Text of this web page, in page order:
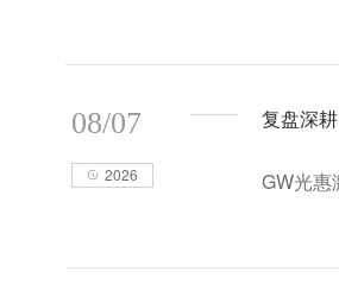
08/07
2026
复盘深
GW光惠